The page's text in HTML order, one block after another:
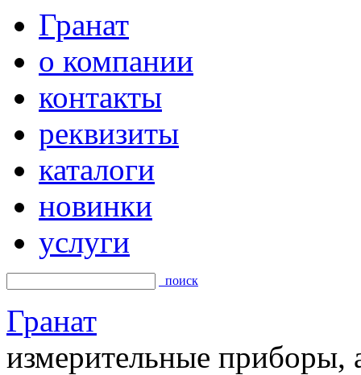
Гранат
о компании
контакты
реквизиты
каталоги
новинки
услуги
поиск
Гранат
измерительные приборы,